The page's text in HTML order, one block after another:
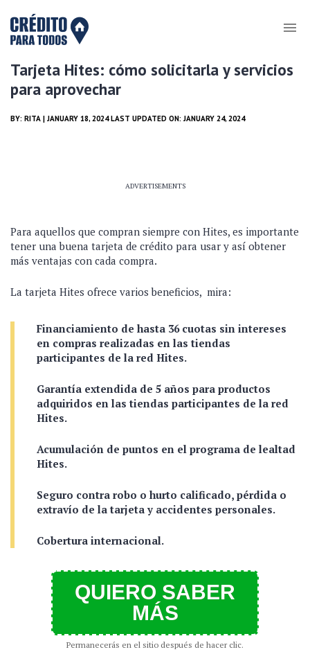
Tarjeta Hites: cómo solicitarla y servicios
para aprovechar
BY: RITA | JANUARY 18, 2024 LAST UPDATED ON: JANUARY 24, 2024
ADVERTISEMENTS
Para aquellos que compran siempre con Hites, es importante
tener una buena tarjeta de crédito para usar y así obtener
más ventajas con cada compra.
La tarjeta Hites ofrece varios beneficios, mira:
Financiamiento de hasta 36 cuotas sin intereses
en compras realizadas en las tiendas
participantes de la red Hites.
Garantía extendida de 5 años para productos
adquiridos en las tiendas participantes de la red
Hites.
Acumulación de puntos en el programa de lealtad
Hites.
Seguro contra robo o hurto calificado, pérdida o
extravío de la tarjeta y accidentes personales.
Cobertura internacional.
QUIERO SABER
MÁS
Permanecerás en el sitio después de hacer clic.